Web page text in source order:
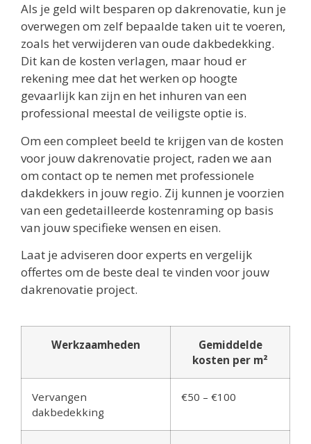
Als je geld wilt besparen op dakrenovatie, kun je
overwegen om zelf bepaalde taken uit te voeren,
zoals het verwijderen van oude dakbedekking.
Dit kan de kosten verlagen, maar houd er
rekening mee dat het werken op hoogte
gevaarlijk kan zijn en het inhuren van een
professional meestal de veiligste optie is.
Om een compleet beeld te krijgen van de kosten
voor jouw dakrenovatie project, raden we aan
om contact op te nemen met professionele
dakdekkers in jouw regio. Zij kunnen je voorzien
van een gedetailleerde kostenraming op basis
van jouw specifieke wensen en eisen.
Laat je adviseren door experts en vergelijk
offertes om de beste deal te vinden voor jouw
dakrenovatie project.
Werkzaamheden
Gemiddelde
kosten per m²
Vervangen
dakbedekking
€50 – €100